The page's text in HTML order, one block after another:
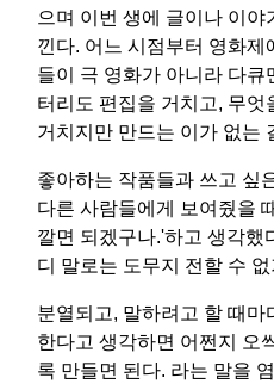
으며 이번 생에 글이나 이
낀다. 어느 시점부터 영화
들이 극 영화가 아니라 다큐
터리도 편집을 거치고, 무
거치지만 만드는 이가 없는
좋아하는 작품들과 쓰고 싶
다른 사람들에게 보여줬을
깔면 되겠구나.'하고 생각했
디 말로는 도무지 전할 수
분열되고, 말하려고 할 때
한다고 생각하면 어쩐지 오
록 만들면 된다. 라는 말을